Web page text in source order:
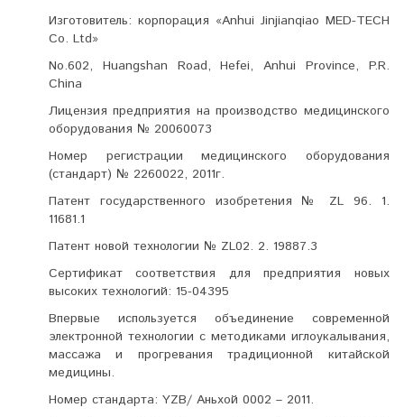
Изготовитель: корпорация «Anhui Jinjianqiao MED-TECH
Co. Ltd»
No.602, Huangshan Road,Hefei,Anhui Province, P.R.
China
Лицензия предприятия на производство медицинского
оборудования № 20060073
Номер регистрации медицинского оборудования
(стандарт) № 2260022, 2011г.
Патент государственного изобретения № ZL 96. 1.
11681.1
Патент новой технологии № ZL02. 2. 19887.3
Сертификат соответствия для предприятия новых
высоких технологий: 15-04395
Впервые используется объединение современной
электронной технологии с методиками иглоукалывания,
массажа и прогревания традиционной китайской
медицины.
Номер стандарта: YZB/ Аньхой 0002 – 2011.